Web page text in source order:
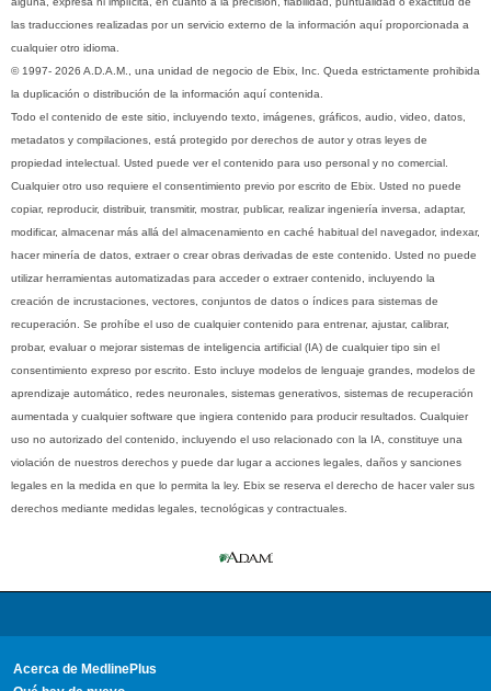
las traducciones realizadas por un servicio externo de la información aquí proporcionada a
cualquier otro idioma.
© 1997- 2026 A.D.A.M., una unidad de negocio de Ebix, Inc. Queda estrictamente prohibida
la duplicación o distribución de la información aquí contenida.
Todo el contenido de este sitio, incluyendo texto, imágenes, gráficos, audio, video, datos,
metadatos y compilaciones, está protegido por derechos de autor y otras leyes de
propiedad intelectual. Usted puede ver el contenido para uso personal y no comercial.
Cualquier otro uso requiere el consentimiento previo por escrito de Ebix. Usted no puede
copiar, reproducir, distribuir, transmitir, mostrar, publicar, realizar ingeniería inversa, adaptar,
modificar, almacenar más allá del almacenamiento en caché habitual del navegador, indexar,
hacer minería de datos, extraer o crear obras derivadas de este contenido. Usted no puede
utilizar herramientas automatizadas para acceder o extraer contenido, incluyendo la
creación de incrustaciones, vectores, conjuntos de datos o índices para sistemas de
recuperación. Se prohíbe el uso de cualquier contenido para entrenar, ajustar, calibrar,
probar, evaluar o mejorar sistemas de inteligencia artificial (IA) de cualquier tipo sin el
consentimiento expreso por escrito. Esto incluye modelos de lenguaje grandes, modelos de
aprendizaje automático, redes neuronales, sistemas generativos, sistemas de recuperación
aumentada y cualquier software que ingiera contenido para producir resultados. Cualquier
uso no autorizado del contenido, incluyendo el uso relacionado con la IA, constituye una
violación de nuestros derechos y puede dar lugar a acciones legales, daños y sanciones
legales en la medida en que lo permita la ley. Ebix se reserva el derecho de hacer valer sus
derechos mediante medidas legales, tecnológicas y contractuales.
Acerca de MedlinePlus